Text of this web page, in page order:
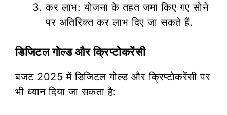
कर लाभ: योजना के तहत जमा किए गए सोने
पर अतिरिक्त कर लाभ दिए जा सकते हैं.
डिजिटल गोल्ड और क्रिप्टोकरेंसी
बजट 2025 में डिजिटल गोल्ड और क्रिप्टोकरेंसी पर
भी ध्यान दिया जा सकता है: